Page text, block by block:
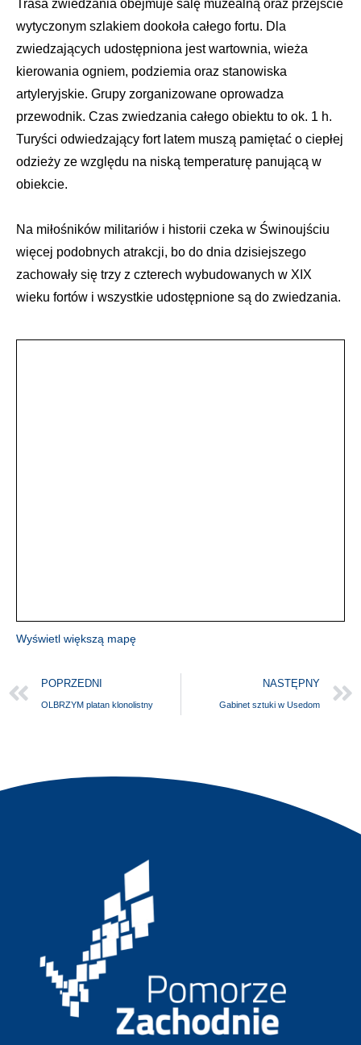
Trasa zwiedzania obejmuje salę muzealną oraz przejście
wytyczonym szlakiem dookoła całego fortu. Dla
zwiedzających udostępniona jest wartownia, wieża
kierowania ogniem, podziemia oraz stanowiska
artyleryjskie. Grupy zorganizowane oprowadza
przewodnik. Czas zwiedzania całego obiektu to ok. 1 h.
Turyści odwiedzający fort latem muszą pamiętać o ciepłej
odzieży ze względu na niską temperaturę panującą w
obiekcie.
Na miłośników militariów i historii czeka w Świnoujściu
więcej podobnych atrakcji, bo do dnia dzisiejszego
zachowały się trzy z czterech wybudowanych w XIX
wieku fortów i wszystkie udostępnione są do zwiedzania.
Wyświetl większą mapę
POPRZEDNI
OLBRZYM platan klonolistny
NASTĘPNY
Gabinet sztuki w Usedom